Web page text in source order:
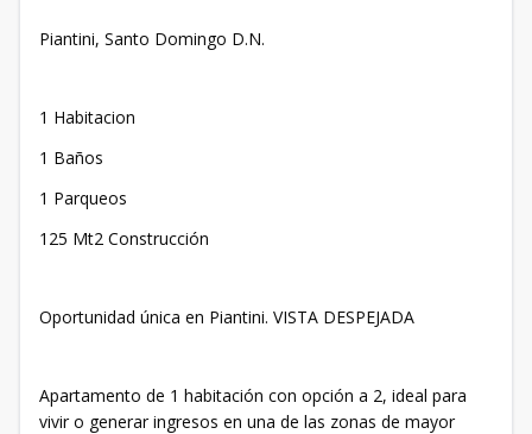
Piantini, Santo Domingo D.N.
1 Habitacion
1 Baños
1 Parqueos
125 Mt2 Construcción
Oportunidad única en Piantini. VISTA DESPEJADA
Apartamento de 1 habitación con opción a 2, ideal para
vivir o generar ingresos en una de las zonas de mayor